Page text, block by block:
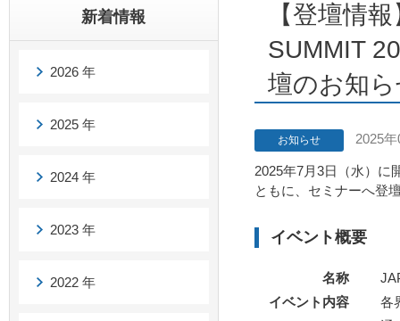
【登壇情
SUMMIT
壇のお知
お知らせ 2025
2025年7月3日（水）に
ともに、セミナーへ登
イベント概要
名称
イベント内容
各
新着情報
2026 年
2025 年
2024 年
2023 年
2022 年